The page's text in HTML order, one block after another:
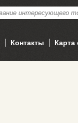
Контакты Карта